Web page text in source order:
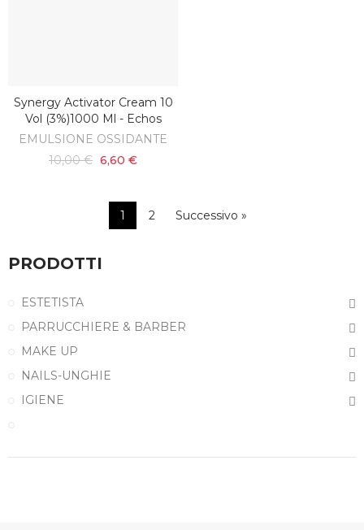
SCOPRI
Synergy Activator Cream 10
Vol (3%)1000 Ml - Echos
EMULSIONE OSSIDANTE
10,00 € 6,60 €
1 2 Successivo »
PRODOTTI
ESTETISTA
PARRUCCHIERE & BARBER
MAKE UP
NAILS-UNGHIE
IGIENE